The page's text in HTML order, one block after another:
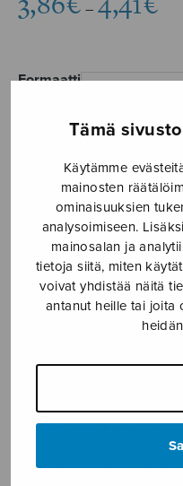
Tämä
Käytämme
mainosten
ominaisuuksien
analysoimiseen.
mainosalan ja
tietoja siitä, miten
voivat yhdistää näitä
antanut heille tai joita
–
Formaatti
L'infinito
LISÄÄ
Tuotetunnus (SKU): S2974
KUVAUS
Kantaesitys
Sävellysvuosi 2020.
ISMN 979-0-55013-974-9